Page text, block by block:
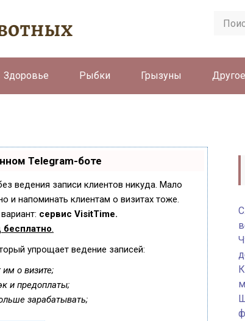
Здоровье Рыбки Грызуны Другое
Telegram-боте
ведения записи клиентов никуда. Мало
и напоминать клиентам о визитах тоже.
сервис VisitTime.
.
упрощает ведение записей:
о визите;
и предоплаты;
зарабатывать;